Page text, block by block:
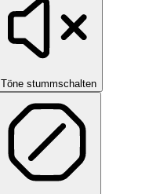
Töne stummschalten